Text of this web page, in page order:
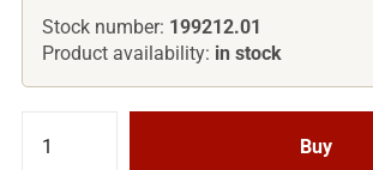
Stock number: 199212.01
Product availability: in stock